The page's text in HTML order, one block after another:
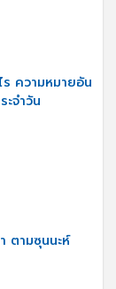
ความหมายอัน
จำวัน
ตามซุนนะห์